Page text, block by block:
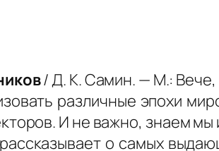
/ Д. К. Самин. — М.: Вече,
различные эпохи
И не важно, знаем мы
о самых